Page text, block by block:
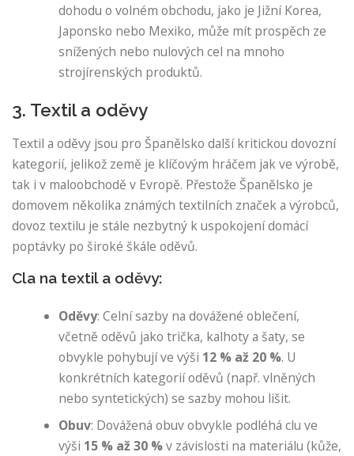
dohodu o volném obchodu, jako je Jižní Korea,
Japonsko nebo Mexiko, může mít prospěch ze
snížených nebo nulových cel na mnoho
strojírenských produktů.
3. Textil a oděvy
Textil a oděvy jsou pro Španělsko další kritickou dovozní
kategorií, jelikož země je klíčovým hráčem jak ve výrobě,
tak i v maloobchodě v Evropě. Přestože Španělsko je
domovem několika známých textilních značek a výrobců,
dovoz textilu je stále nezbytný k uspokojení domácí
poptávky po široké škále oděvů.
Cla na textil a oděvy:
Oděvy: Celní sazby na dovážené oblečení,
včetně oděvů jako trička, kalhoty a šaty, se
obvykle pohybují ve výši 12 % až 20 %. U
konkrétních kategorií oděvů (např. vlněných
nebo syntetických) se sazby mohou lišit.
Obuv: Dovážená obuv obvykle podléhá clu ve
výši 15 % až 30 %v závislosti na materiálu (kůže,